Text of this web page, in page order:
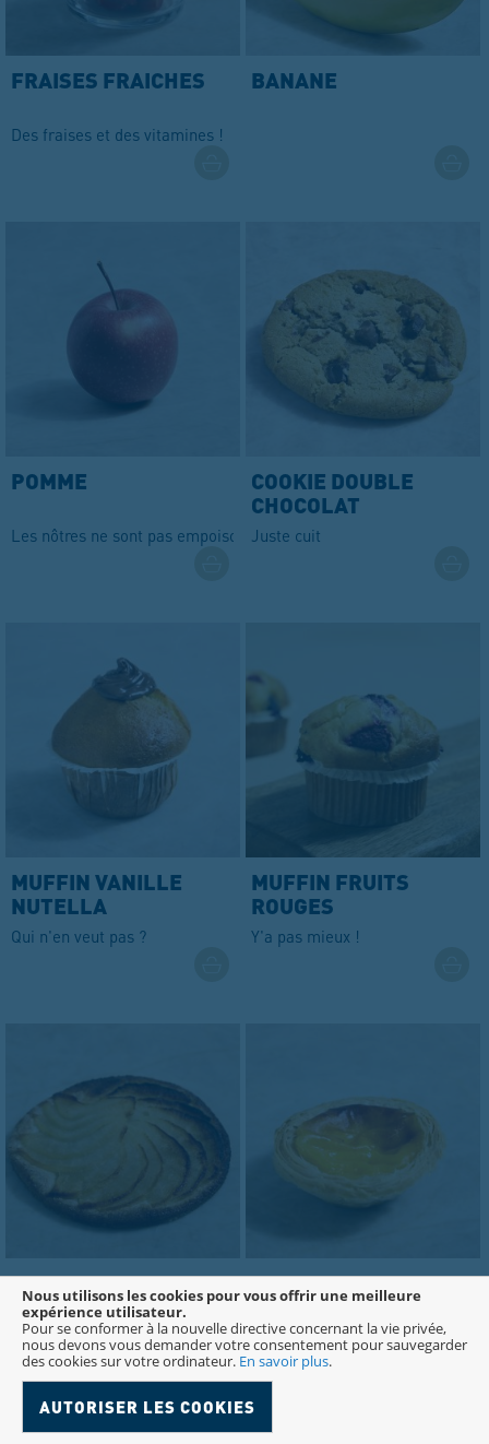
Nous utilisons les cookies pour vous offrir une meilleure
expérience utilisateur.
Pour se conformer à la nouvelle directive concernant la vie privée,
nous devons vous demander votre consentement pour sauvegarder
des cookies sur votre ordinateur. En savoir plus.
AUTORISER LES COOKIES
FRAISES FRAICHES
Des fraises et des vitamines !
BANANE
POMME
Les nôtres ne sont pas empoisonnées !
COOKIE DOUBLE
CHOCOLAT
Juste cuit
MUFFIN VANILLE
NUTELLA
Qui n'en veut pas ?
MUFFIN FRUITS
ROUGES
Y'a pas mieux !
TARTE AUX POMMES
A tomber par terre
PASTEL DE NATA
Spécialité portugaise !